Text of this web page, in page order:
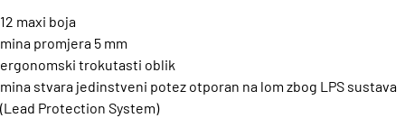
12 maxi boja
mina promjera 5 mm
ergonomski trokutasti oblik
mina stvara jedinstveni potez otporan na lom zbog LPS sustava
(Lead Protection System)